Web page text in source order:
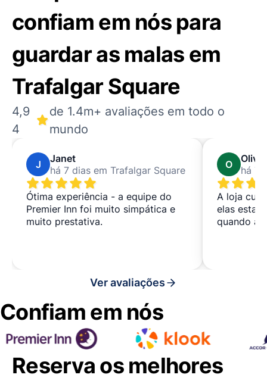
confiam em nós para
guardar as malas em
Trafalgar Square
4,9
4
de 1.4m+ avaliações em todo o
mundo
J
Janet
há 7 dias em Trafalgar Square
Ótima experiência - a equipe do
Premier Inn foi muito simpática e
muito prestativa.
O
Olivia
há 7
A loja
elas
quando
Ver avaliações
Confiam em nós
Reserva os melhores